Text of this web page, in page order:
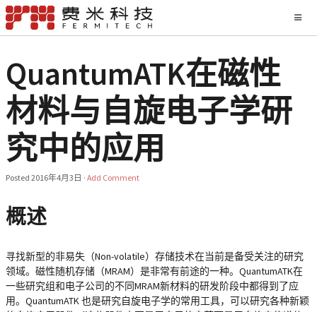
QuantumATK在磁性
材料与自旋电子学研
究中的应用
Posted 2016年4月3日 · Add Comment
概述
寻找新型的非易失（Non-volatile）存储技术在当前是备受关注的研究
领域。磁性随机存储（MRAM）是非常有前途的一种。QuantumATK在
一些研究组和电子公司的不同MRAM新材料的研发阶段中都得到了应
用。QuantumATK 也是研究自旋电子学的常用工具，可以研究各种新颖